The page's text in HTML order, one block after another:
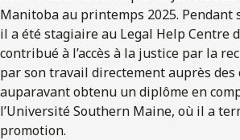
Manitoba au printemps 2025. Pendant
il a été stagiaire au Legal Help Centre
contribué à l’accès à la justice par la
par son travail directement auprès
auparavant obtenu un diplôme en
l’Université Southern Maine, où il a
promotion.